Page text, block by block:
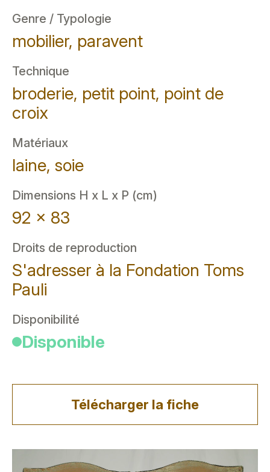
Genre / Typologie
mobilier, paravent
Technique
broderie, petit point, point de
croix
Matériaux
laine, soie
Dimensions H x L x P (cm)
92 x 83
Droits de reproduction
S'adresser à la Fondation Toms
Pauli
Disponibilité
Disponible
Télécharger la fiche